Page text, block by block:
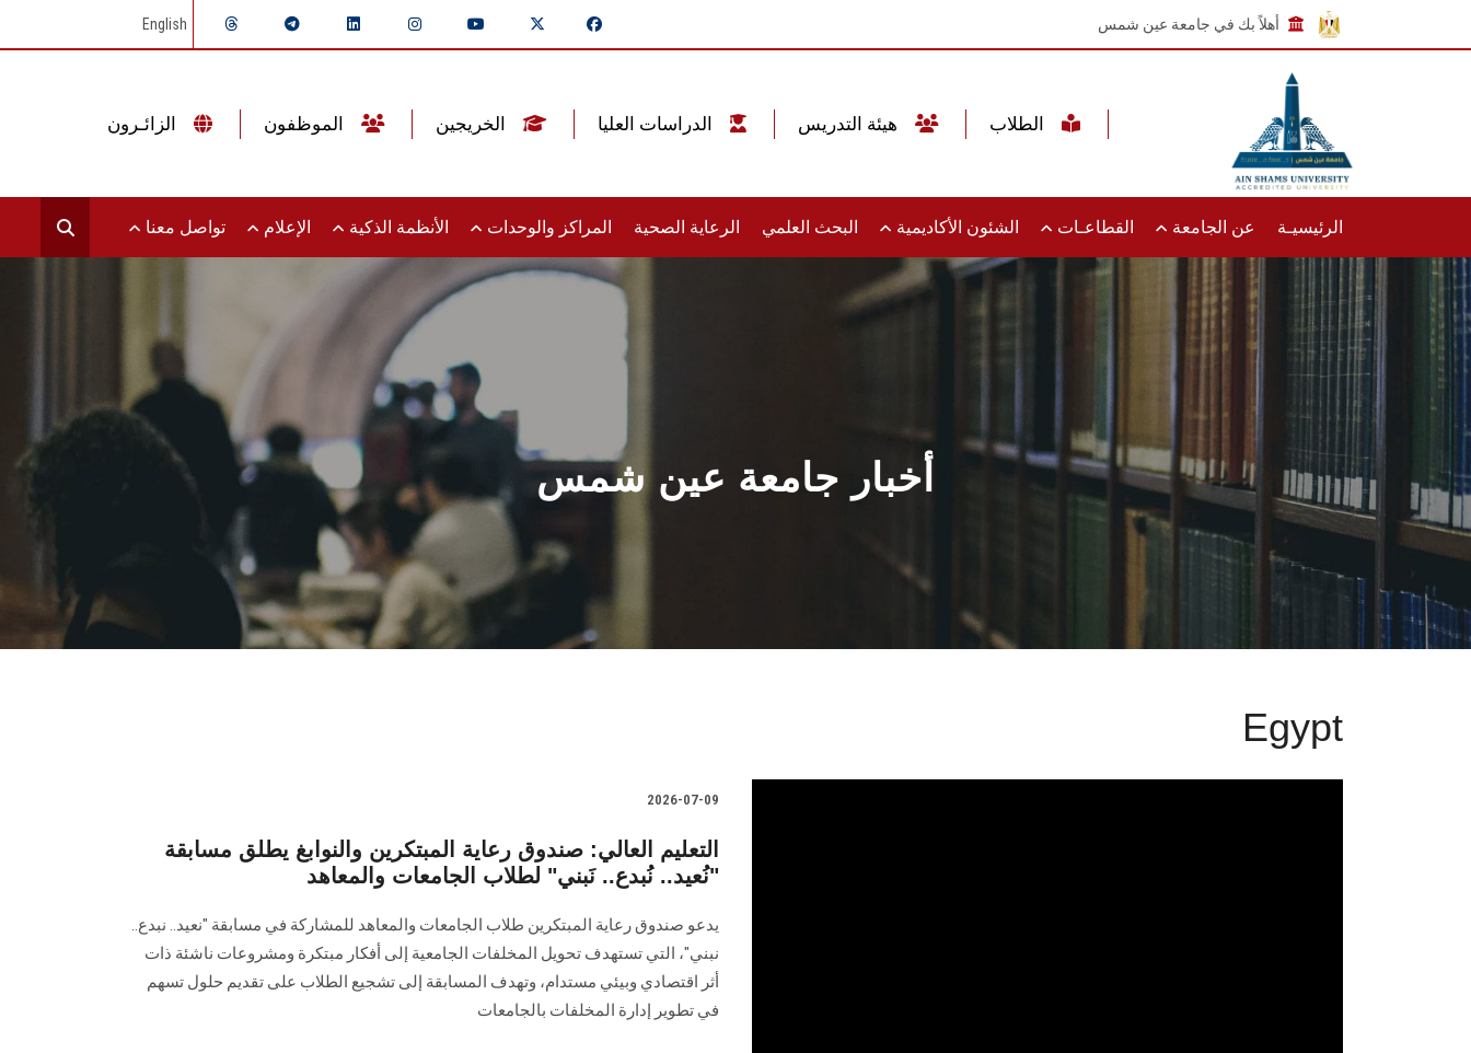
أهلاً بك في جامعة عين شمس English
الرئيسيـة عن الجامعة القطاعـات الشئون الأكاديمية البحث العلمي الرعاية الصحية المراكز والوحدات الأنظمة الذكية الإعلام تواصل معنا
أخبار جامعة عين شمس
Egypt
2026-07-09
التعليم العالي: صندوق رعاية المبتكرين والنوابغ يطلق مسابقة
"نُعيد.. نُبدع.. نَبني" لطلاب الجامعات والمعاهد
يدعو صندوق رعاية المبتكرين طلاب الجامعات والمعاهد للمشاركة في مسابقة "نعيد.. نبدع..
نبني"، التي تستهدف تحويل المخلفات الجامعية إلى أفكار مبتكرة ومشروعات ناشئة ذات
أثر اقتصادي وبيئي مستدام، وتهدف المسابقة إلى تشجيع الطلاب على تقديم حلول تسهم
في تطوير إدارة المخلفات بالجامعات